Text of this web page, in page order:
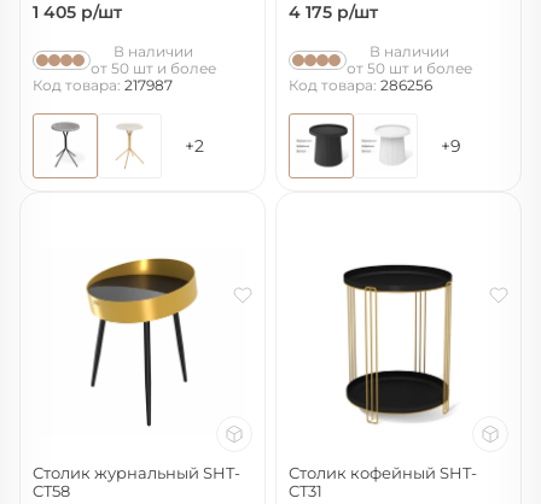
1 405 р/шт
В наличии
от 50 шт и более
Код товара: 217987
+2
4 175 р/шт
В наличии
от 50 шт и более
Код товара: 286256
+9
Столик журнальный SHT-
CT58
Столик кофейный SHT-
CT31